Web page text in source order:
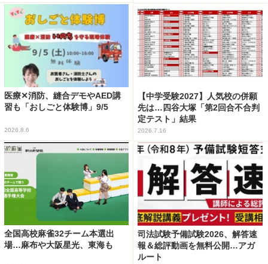
医療✕消防、縫合デモやAED講
習も「おしごと体験博」9/5
2026.8.6
【中学受験2027】人気校の併願
先は…四谷大塚「第2回合不合判
定テスト」結果
2026.7.16
全国高校麻雀32チーム本選出
場…麻布や大阪星光、東海も
司法試験予備試験2026、解答速
報＆総評動画を無料公開…アガ
ルート